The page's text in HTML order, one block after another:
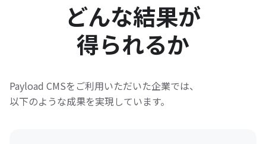
どんな結果が
得られるか
Payload CMSをご利用いただいた企業では、
以下のような成果を実現しています。